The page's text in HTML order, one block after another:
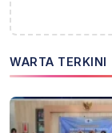
WARTA TERKINI